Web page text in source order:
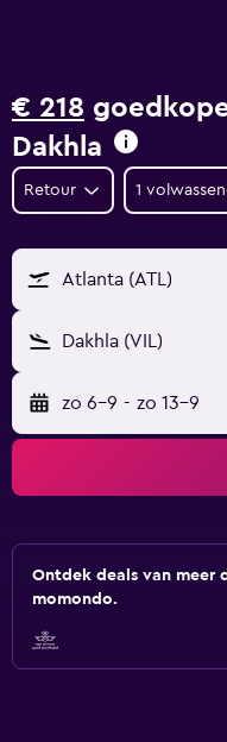
€ 218
Dakhla
Retour 1
Atlanta (ATL)
Dakhla (VIL)
zo 6-9 - zo 13-9
Ontdek deals van meer
momondo.